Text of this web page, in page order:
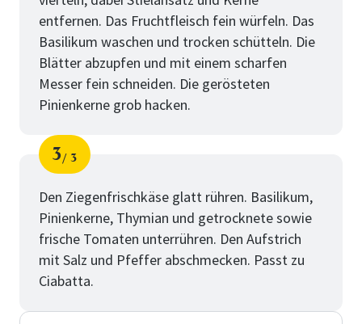
entfernen. Das Fruchtfleisch fein würfeln. Das
Basilikum waschen und trocken schütteln. Die
Blätter abzupfen und mit einem scharfen
Messer fein schneiden. Die gerösteten
Pinienkerne grob hacken.
Schritt
3
von
3
Den Ziegenfrischkäse glatt rühren. Basilikum,
Pinienkerne, Thymian und getrocknete sowie
frische Tomaten unterrühren. Den Aufstrich
mit Salz und Pfeffer abschmecken. Passt zu
Ciabatta.